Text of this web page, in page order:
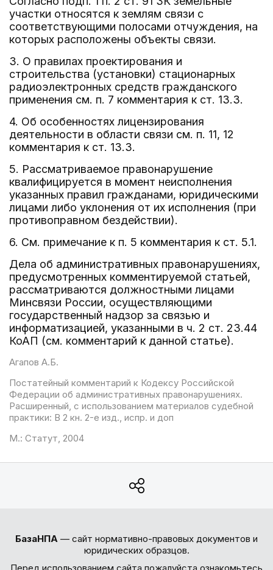
участки относятся к землям связи с
соответствующими полосами отчуждения, на
которых расположены объекты связи.
3. О правилах проектирования и
строительства (установки) стационарных
радиоэлектронных средств гражданского
применения см. п. 7 комментария к ст. 13.3.
4. Об особенностях лицензирования
деятельности в области связи см. п. 11, 12
комментария к ст. 13.3.
5. Рассматриваемое правонарушение
квалифицируется в момент неисполнения
указанных правил гражданами, юридическими
лицами либо уклонения от их исполнения (при
противоправном бездействии).
6. См. примечание к п. 5 комментария к ст. 5.1.
Дела об административных правонарушениях,
предусмотренных комментируемой статьей,
рассматриваются должностными лицами
Минсвязи России, осуществляющими
государственный надзор за связью и
информатизацией, указанными в ч. 2 ст. 23.44
КоАП (см. комментарий к данной статье).
Агапов А.Б.
Постатейный комментарий к Кодексу Российской
Федерации об административных правонарушениях.
Расширенный, с использованием материалов судебной
практики: В 2 кн. 2-е изд., испр. и доп
М.: Статут, 2004
БазаНПА — сайт нормативно-правовых документов и
юридических образцов.